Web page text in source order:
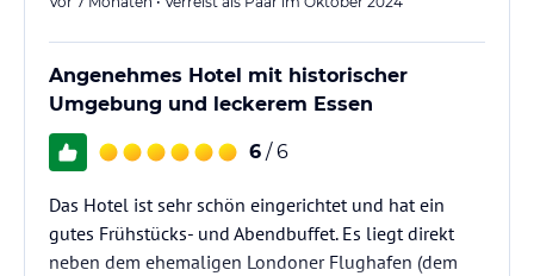
Angenehmes Hotel mit historischer
Umgebung und leckerem Essen
6 / 6
Das Hotel ist sehr schön eingerichtet und hat ein
gutes Frühstücks- und Abendbuffet. Es liegt direkt
neben dem ehemaligen Londoner Flughafen (dem